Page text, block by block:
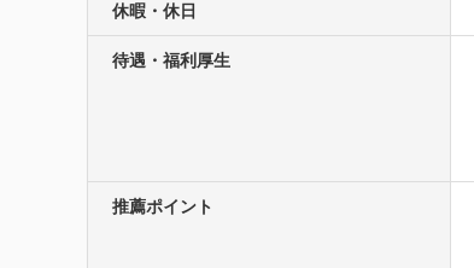
休暇・休日
待遇・福利厚生
推薦ポイント